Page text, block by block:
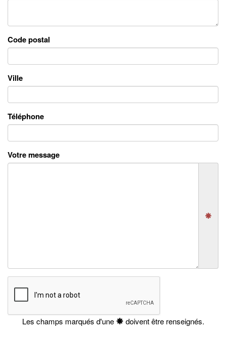
Code postal
Ville
Téléphone
Votre message
Les champs marqués d'une doivent être renseignés.